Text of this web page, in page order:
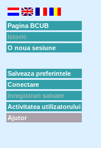
Pagina BCUB
Istoric
O noua sesiune
Salveaza preferintele
Conectare
Inregistrari salvate
Activitatea utilizatorului
Ajutor